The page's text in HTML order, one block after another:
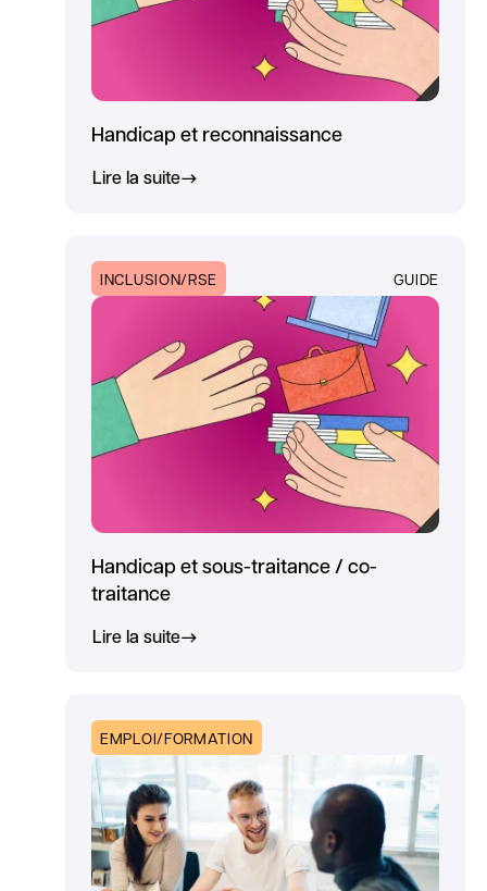
Handicap et reconnaissance
Lire la suite
INCLUSION/RSE GUIDE
Handicap et sous-traitance / co-
traitance
Lire la suite
EMPLOI/FORMATION